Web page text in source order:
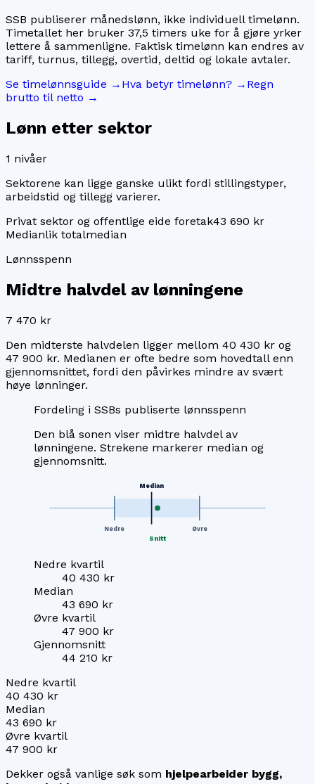
SSB publiserer månedslønn, ikke individuell timelønn.
Timetallet her bruker 37,5 timers uke for å gjøre yrker
lettere å sammenligne. Faktisk timelønn kan endres av
tariff, turnus, tillegg, overtid, deltid og lokale avtaler.
Se timelønnsguide → Hva betyr timelønn? → Regn
brutto til netto →
Lønn etter sektor
1 nivåer
Sektorene kan ligge ganske ulikt fordi stillingstyper,
arbeidstid og tillegg varierer.
Privat sektor og offentlige eide foretak43 690 kr
Medianlik totalmedian
Lønnsspenn
Midtre halvdel av lønningene
7 470 kr
Den midterste halvdelen ligger mellom 40 430 kr og
47 900 kr. Medianen er ofte bedre som hovedtall enn
gjennomsnittet, fordi den påvirkes mindre av svært
høye lønninger.
Fordeling i SSBs publiserte lønnsspenn
Den blå sonen viser midtre halvdel av
lønningene. Strekene markerer median og
gjennomsnitt.
Nedre
Median
Øvre
Snitt
Nedre kvartil
40 430 kr
Median
43 690 kr
Øvre kvartil
47 900 kr
Gjennomsnitt
44 210 kr
Nedre kvartil
40 430 kr
Median
43 690 kr
Øvre kvartil
47 900 kr
Dekker også vanlige søk som hjelpearbeider bygg,